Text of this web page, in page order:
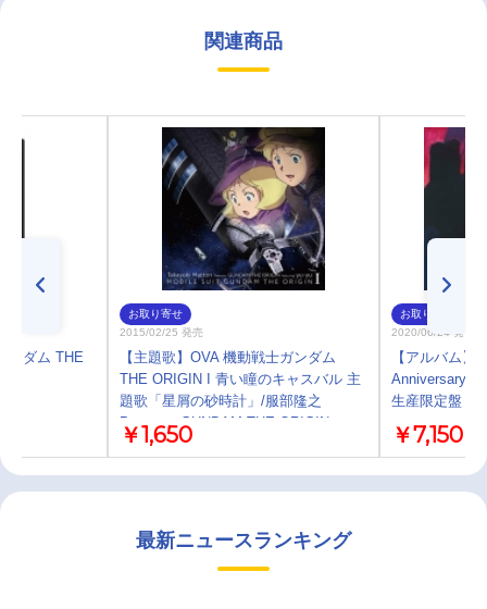
関連商品
ンダム THE
お取り寄せ
2015/02/25 発売
【主題歌】OVA 機動戦士ガンダム
THE ORIGIN I 青い瞳のキャスバル 主
題歌「星屑の砂時計」/服部隆之
Presents GUNDAM THE ORIGIN
featuring yu-yu
￥1,650
お取り寄せ
2020/06/24 発売
【アルバム】
Anniversary
生産限定盤
￥7,150
最新ニュースランキング